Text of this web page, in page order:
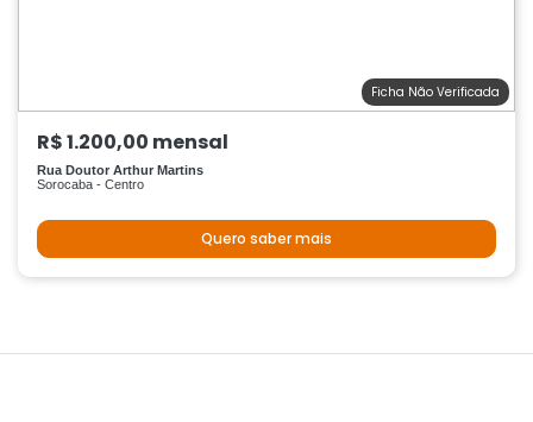
Ficha Não Verificada
R$ 1.200,00 mensal
Rua Doutor Arthur Martins
Sorocaba - Centro
Quero saber mais